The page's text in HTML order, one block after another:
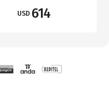
USD 614